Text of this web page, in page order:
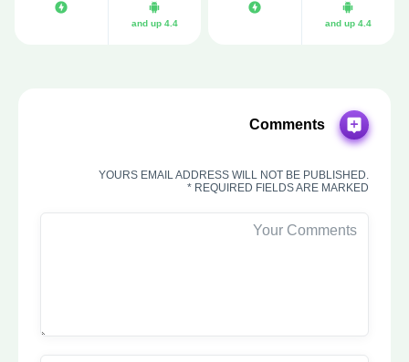
4.4 and up
4.4 and up
Comments
YOURS EMAIL ADDRESS WILL NOT BE PUBLISHED.
REQUIRED FIELDS ARE MARKED *